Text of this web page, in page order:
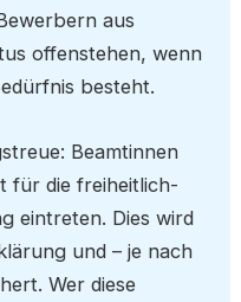
aus
offenstehen, wenn
besteht.
Beamtinnen
für die freiheitlich-
eintreten. Dies wird
und – je nach
Wer diese